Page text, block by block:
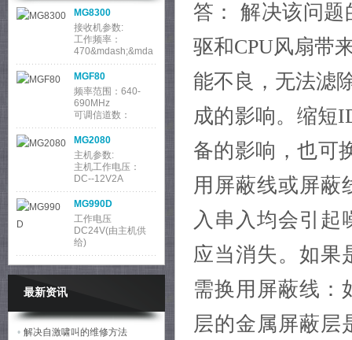
MG8300
接收机参数:
工作频率：
470&mdash;&mda
sh;960MHz
调制方式：宽带
MGF80
频率范围：640-
690MHz
可调信道数：
100&times;2
振荡方式：锁相环
MG2080
主机参数:
主机工作电压：
DC--12V2A
工作电流：
2000mAh
功耗：24W
MG990D
工作电压
DC24V(由主机供
给)
输入、输出 8P-DIN
输入 心形
MG9900
DIN-8插座接口
MG6840
最新资讯
• 解决自激啸叫的维修方法
答： 解决该问
驱和CPU风扇带
能不良，无法滤
成的影响。缩短
备的影响，也可
用屏蔽线或屏蔽
入串入均会引起
应当消失。如果
需换用屏蔽线：
层的金属屏蔽层